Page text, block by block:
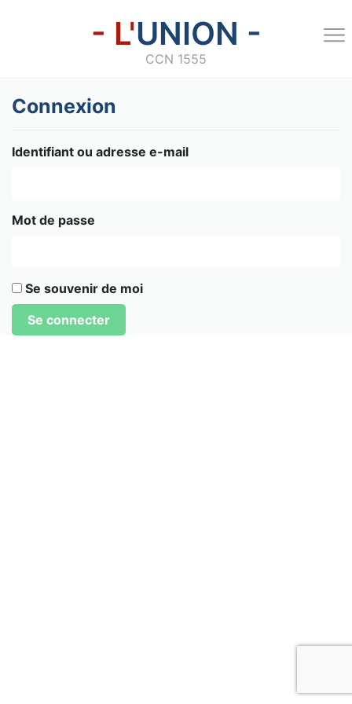
- L'UNION -
CCN 1555
Connexion
Identifiant ou adresse e-mail
Mot de passe
Se souvenir de moi